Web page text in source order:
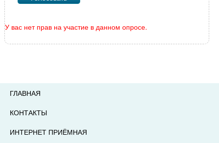
У вас нет прав на участие в данном опросе.
ГЛАВНАЯ
КОНТАКТЫ
ИНТЕРНЕТ ПРИЁМНАЯ